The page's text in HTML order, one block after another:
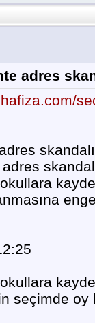
adres
skandalı
okullara
okullara
seçimde oy